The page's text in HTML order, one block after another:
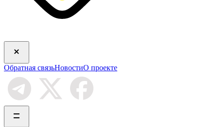
Обратная связьНовостиО проекте